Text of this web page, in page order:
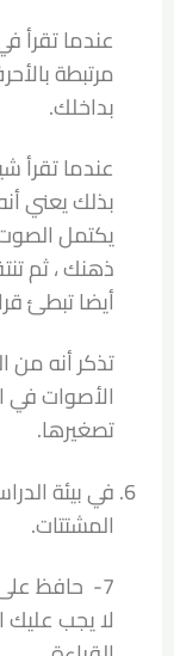
عندما تقرأ
مرتبطة
بداخلك.
عندما تقرأ
بذلك يعني
يكتمل
ذهنك ، ثم
أيضا تبطئ
تذكر أنه
الأصوات في
تصغيرها.
في بيئة
المشتتات.
7- حافظ
لا يجب عليك